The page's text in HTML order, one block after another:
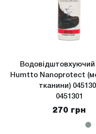
Водовідштовхуючий
Humtto Nanoprotect
тканини)
0451301
270 грн